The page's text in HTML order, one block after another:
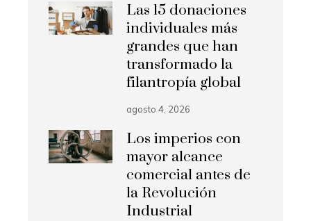
Las 15 donaciones
individuales más
grandes que han
transformado la
filantropía global
agosto 4, 2026
Los imperios con
mayor alcance
comercial antes de
la Revolución
Industrial